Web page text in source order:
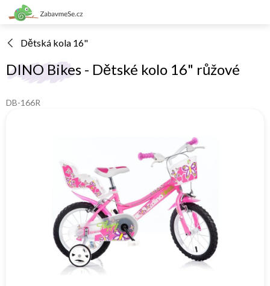
Přejít
na
Dětská kola 16"
DINO Bikes - Dětské kolo 16" růžové
DB-166R